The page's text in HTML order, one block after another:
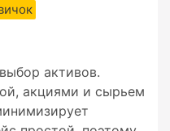
активов.
акциями и сырьем